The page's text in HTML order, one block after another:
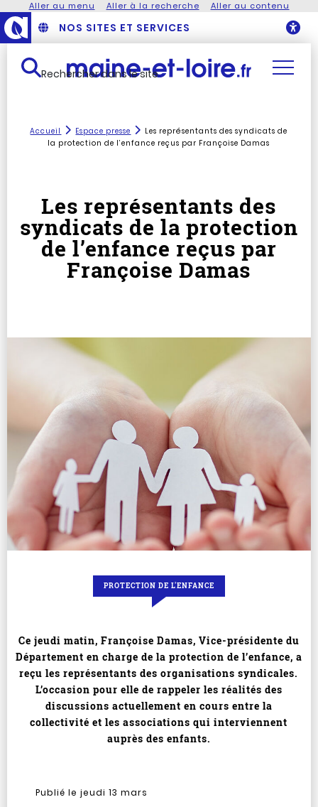
Aller au menu Aller à la recherche Aller au contenu
NOS SITES ET SERVICES
Rechercher dans le site
Accueil Espace presse
Les représentants des syndicats de
la protection de l’enfance reçus par Françoise Damas
Les représentants des
syndicats de la protection
de l’enfance reçus par
Françoise Damas
PROTECTION DE L'ENFANCE
Ce jeudi matin, Françoise Damas, Vice-présidente du
Département en charge de la protection de l’enfance, a
reçu les représentants des organisations syndicales.
L’occasion pour elle de rappeler les réalités des
discussions actuellement en cours entre la
collectivité et les associations qui interviennent
auprès des enfants.
Publié le jeudi 13 mars